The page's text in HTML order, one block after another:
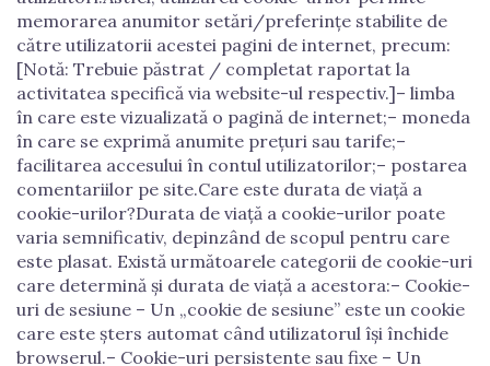
memorarea anumitor setări/preferințe stabilite de
către utilizatorii acestei pagini de internet, precum:
[Notă: Trebuie păstrat / completat raportat la
activitatea specifică via website-ul respectiv.]– limba
în care este vizualizată o pagină de internet;– moneda
în care se exprimă anumite prețuri sau tarife;–
facilitarea accesului în contul utilizatorilor;– postarea
comentariilor pe site.Care este durata de viață a
cookie-urilor?Durata de viață a cookie-urilor poate
varia semnificativ, depinzând de scopul pentru care
este plasat. Există următoarele categorii de cookie-uri
care determină și durata de viață a acestora:– Cookie-
uri de sesiune – Un „cookie de sesiune” este un cookie
care este șters automat când utilizatorul își închide
browserul.– Cookie-uri persistente sau fixe – Un